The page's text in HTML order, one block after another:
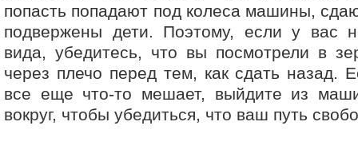
попасть попадают под колеса машины,
подвержены дети. Поэтому, если у вас
вида, убедитесь, что вы посмотрели в
через плечо перед тем, как сдать назад.
все еще что-то мешает, выйдите из
вокруг, чтобы убедиться, что ваш путь